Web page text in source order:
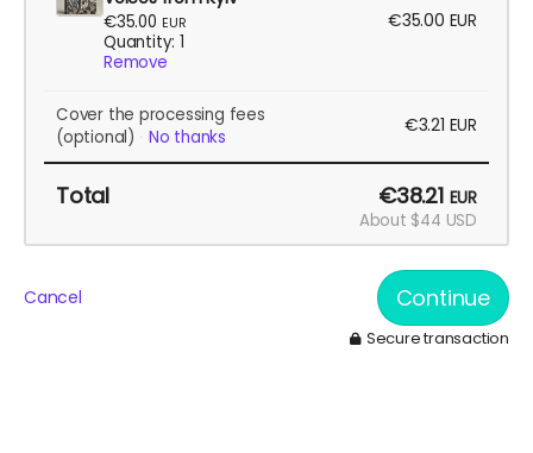
€35.00 EUR
Quantity: 1
Remove
€35.00 EUR
Cover the processing fees
(optional)
No thanks
€3.21 EUR
Total €38.21 EUR
About $44 USD
Cancel Continue
Secure transaction